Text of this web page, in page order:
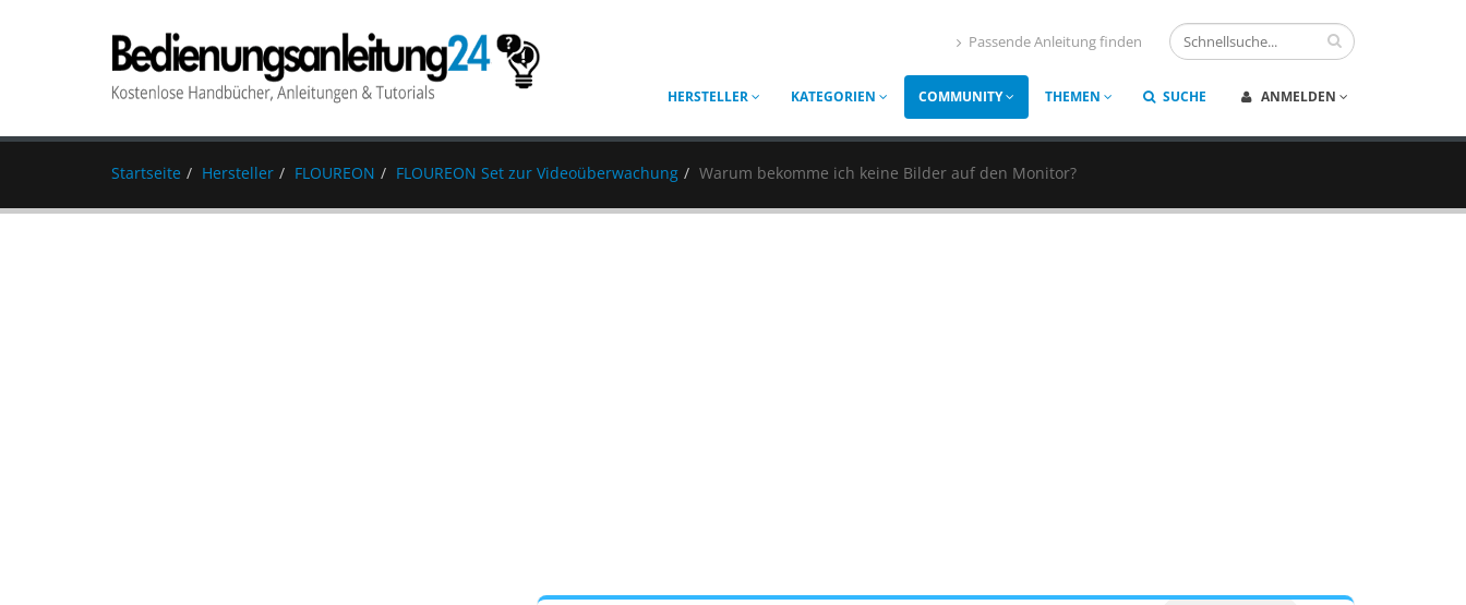
Passende Anleitung finden
HERSTELLER KATEGORIEN COMMUNITY THEMEN SUCHE ANMELDEN
Startseite Hersteller FLOUREON FLOUREON Set zur Videoüberwachung Warum bekomme ich keine Bilder auf den Monitor?